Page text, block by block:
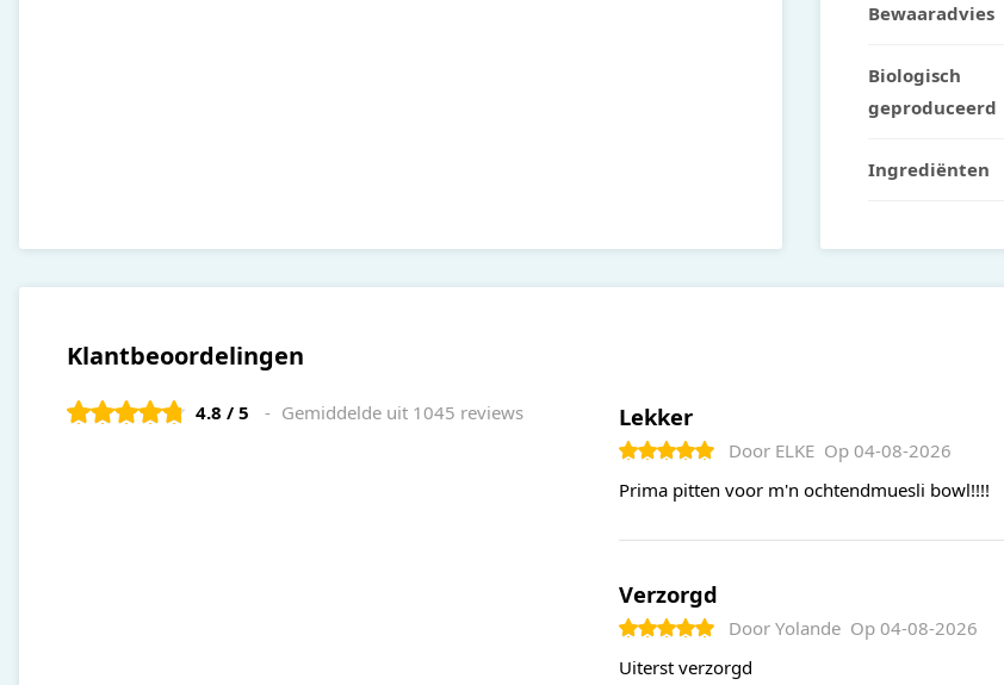
Bewaaradvies
Biologisch
geproduceerd
Ingrediënten
Klantbeoordelingen
4.8 / 5 Gemiddelde uit 1045 reviews Lekker
Door ELKE Op 04-08-2026
Prima pitten voor m'n ochtendmuesli bowl!!!!
Verzorgd
Door Yolande Op 04-08-2026
Uiterst verzorgd